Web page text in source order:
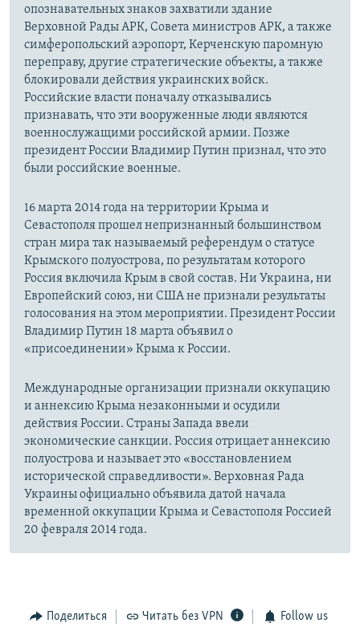
опознавательных знаков захватили здание
Верховной Рады АРК, Совета министров АРК, а также
симферопольский аэропорт, Керченскую паромную
переправу, другие стратегические объекты, а также
блокировали действия украинских войск.
Российские власти поначалу отказывались
признавать, что эти вооруженные люди являются
военнослужащими российской армии. Позже
президент России Владимир Путин признал, что это
были российские военные.
16 марта 2014 года на территории Крыма и
Севастополя прошел непризнанный большинством
стран мира так называемый референдум о статусе
Крымского полуострова, по результатам которого
Россия включила Крым в свой состав. Ни Украина, ни
Европейский союз, ни США не признали результаты
голосования на этом мероприятии. Президент России
Владимир Путин 18 марта объявил о
«присоединении» Крыма к России.
Международные организации признали оккупацию
и аннексию Крыма незаконными и осудили
действия России. Страны Запада ввели
экономические санкции. Россия отрицает аннексию
полуострова и называет это «восстановлением
исторической справедливости». Верховная Рада
Украины официально объявила датой начала
временной оккупации Крыма и Севастополя Россией
20 февраля 2014 года.
Поделиться Читать без VPN Follow us